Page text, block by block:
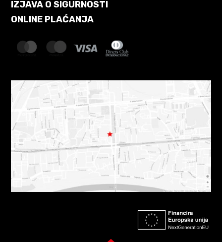
IZJAVA O SIGURNOSTI
ONLINE PLAĆANJA